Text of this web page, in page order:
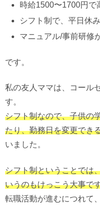
時給1500〜1700円で
シフト制で、平日休
マニュアル/事前研修
です。
私の友人ママは、コール
す。
シフト制なので、子供の
たり、勤務日を変更でき
いました。
シフト制ということでは
いうのもけっこう大事で
転職活動が進むにつれて